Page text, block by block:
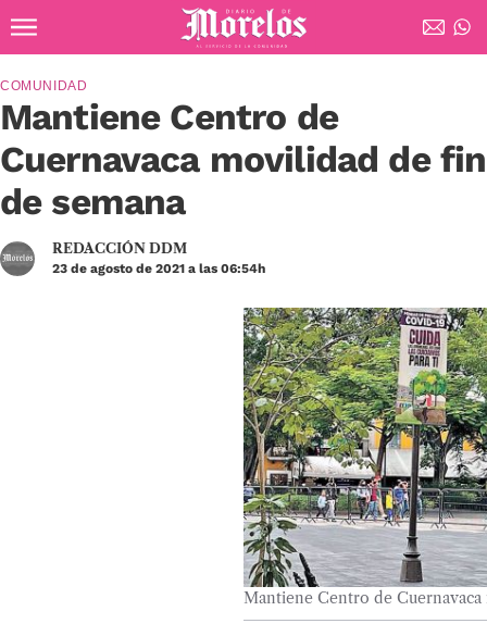
Diario de Morelos
Mantiene Centro de
Cuernavaca movilidad de fin
de semana
COMUNIDAD
REDACCIÓN DDM
23 de agosto de 2021 a las 06:54h
Mantiene Centro de